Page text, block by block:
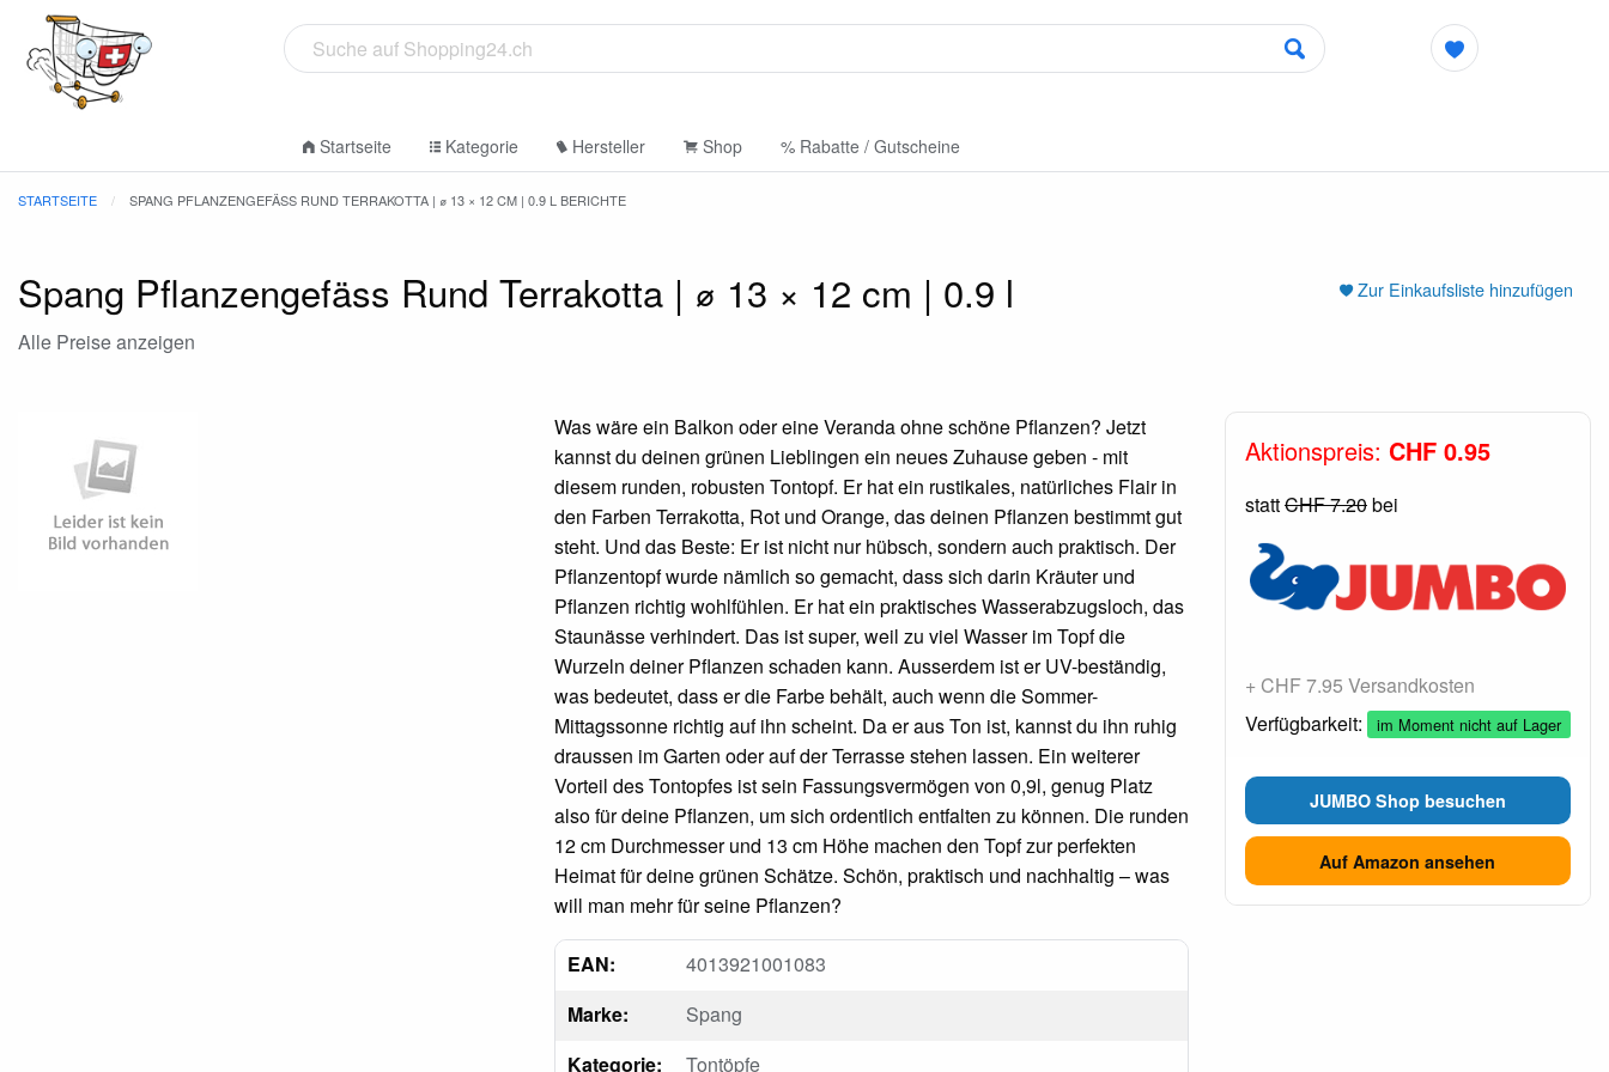
Startseite Kategorie Hersteller Shop % Rabatte / Gutscheine
STARTSEITE SPANG PFLANZENGEFÄSS RUND TERRAKOTTA | ⌀ 13 × 12 CM | 0.9 L BERICHTE
Zur Einkaufsliste hinzufügen
Spang Pflanzengefäss Rund Terrakotta | ⌀ 13 × 12 cm | 0.9 l
Alle Preise anzeigen
Was wäre ein Balkon oder eine Veranda ohne schöne Pflanzen? Jetzt
kannst du deinen grünen Lieblingen ein neues Zuhause geben - mit
diesem runden, robusten Tontopf. Er hat ein rustikales, natürliches Flair in
den Farben Terrakotta, Rot und Orange, das deinen Pflanzen bestimmt gut
steht. Und das Beste: Er ist nicht nur hübsch, sondern auch praktisch. Der
Pflanzentopf wurde nämlich so gemacht, dass sich darin Kräuter und
Pflanzen richtig wohlfühlen. Er hat ein praktisches Wasserabzugsloch, das
Staunässe verhindert. Das ist super, weil zu viel Wasser im Topf die
Wurzeln deiner Pflanzen schaden kann. Ausserdem ist er UV-beständig,
was bedeutet, dass er die Farbe behält, auch wenn die Sommer-
Mittagssonne richtig auf ihn scheint. Da er aus Ton ist, kannst du ihn ruhig
draussen im Garten oder auf der Terrasse stehen lassen. Ein weiterer
Vorteil des Tontopfes ist sein Fassungsvermögen von 0,9l, genug Platz
also für deine Pflanzen, um sich ordentlich entfalten zu können. Die runden
12 cm Durchmesser und 13 cm Höhe machen den Topf zur perfekten
Heimat für deine grünen Schätze. Schön, praktisch und nachhaltig – was
will man mehr für seine Pflanzen?
EAN:
4013921001083
Marke:
Spang
Kategorie:
Tontöpfe
Aktionspreis: CHF 0.95
stattCHF 7.20bei
+ CHF 7.95 Versandkosten
Verfügbarkeit:
im Moment nicht auf Lager
JUMBO Shop besuchen
Auf Amazon ansehen